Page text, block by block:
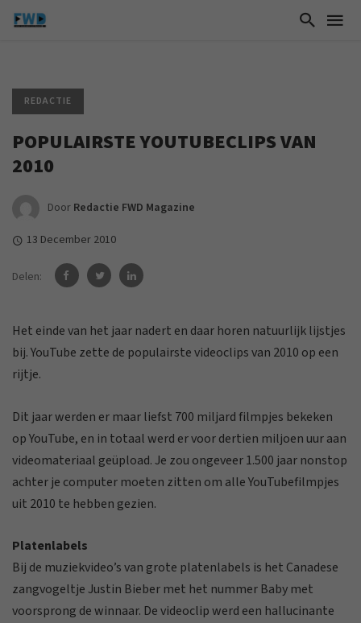
REDACTIE
POPULAIRSTE YOUTUBECLIPS VAN
2010
Door Redactie FWD Magazine
13 December 2010
Delen:
Het einde van het jaar nadert en daar horen natuurlijk lijstjes
bij. YouTube zette de populairste videoclips van 2010 op een
rijtje.
Dit jaar werden er maar liefst 700 miljard filmpjes bekeken
op YouTube, en in totaal werd er voor dertien miljoen uur aan
videomateriaal geüpload. Je zou ongeveer 1.500 jaar nonstop
achter je computer moeten zitten om alle YouTubefilmpjes
uit 2010 te hebben gezien.
Platenlabels
Bij de muziekvideo’s van grote platenlabels is het Canadese
zangvogeltje Justin Bieber met het nummer Baby met
voorsprong de winnaar. De videoclip werd een hallucinante